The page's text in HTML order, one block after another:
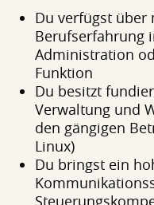
Du verfügst über
Berufserfahrung
Administration
Funktion
Du besitzt
Verwaltung und
den gängigen
Linux)
Du bringst ein